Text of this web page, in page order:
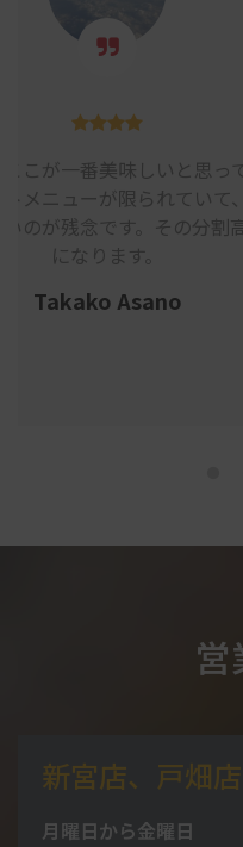
ナンが甘くて
味で 美味し
構お客さんが
営
新宮店、戸畑
月曜日から金曜日